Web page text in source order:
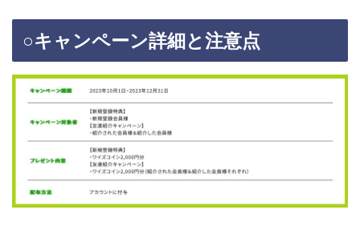
○キャンペーン詳細と注意点